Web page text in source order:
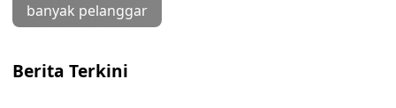
banyak pelanggar
Berita Terkini